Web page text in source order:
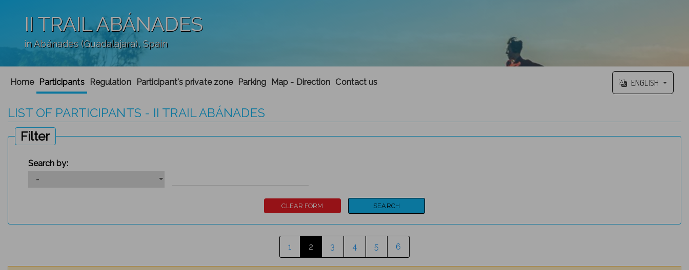
II TRAIL ABÁNADES
in Abánades (Guadalajara), Spain
Home Participants Regulation Participant's private zone Parking Map - Direction Contact us ENGLISH
LIST OF PARTICIPANTS - II TRAIL ABÁNADES
Filter
Search by:
1 2 3 4 5 6